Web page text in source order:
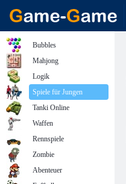
Bubbles
Mahjong
Logik
Spiele für Jungen
Tanki Online
Waffen
Rennspiele
Zombie
Abenteuer